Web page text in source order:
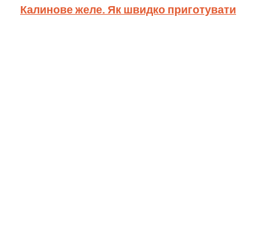
Калинове желе. Як швидко приготувати